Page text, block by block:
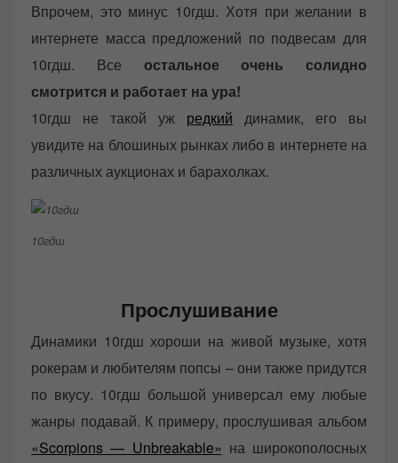
Впрочем, это минус 10гдш. Хотя при желании в
интернете масса предложений по подвесам для
10гдш. Все остальное очень солидно
смотрится и работает на ура!
10гдш не такой уж редкий динамик, его вы
увидите на блошиных рынках либо в интернете на
различных аукционах и барахолках.
10гдш
Прослушивание
Динамики 10гдш хороши на живой музыке, хотя
рокерам и любителям попсы – они также придутся
по вкусу. 10гдш большой универсал ему любые
жанры подавай. К примеру, прослушивая альбом
«Scorpions — Unbreakable» на широкополосных